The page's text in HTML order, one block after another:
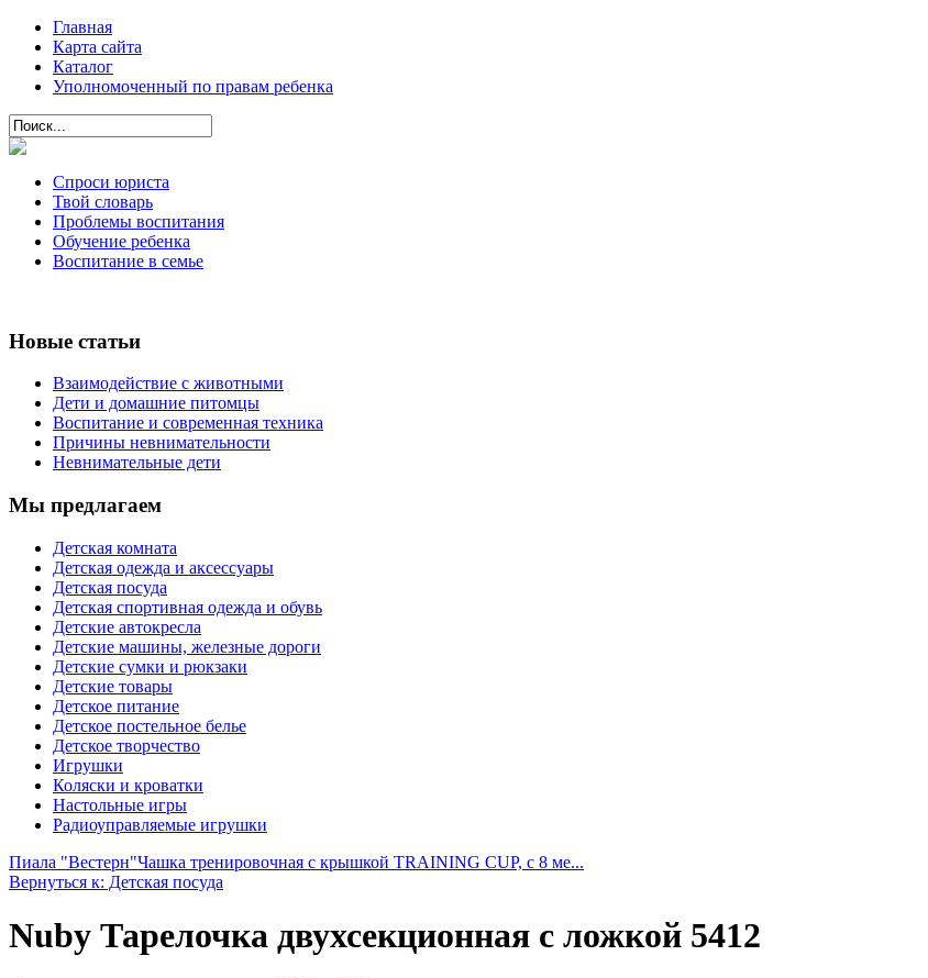
Главная
Карта сайта
Каталог
Уполномоченный по правам ребенка
Спроси юриста
Твой словарь
Проблемы воспитания
Обучение ребенка
Воспитание в семье
Новые статьи
Взаимодействие с животными
Дети и домашние питомцы
Воспитание и современная техника
Причины невнимательности
Невнимательные дети
Мы предлагаем
Детская комната
Детская одежда и аксессуары
Детская посуда
Детская спортивная одежда и обувь
Детские автокресла
Детские машины, железные дороги
Детские сумки и рюкзаки
Детские товары
Детское питание
Детское постельное белье
Детское творчество
Игрушки
Коляски и кроватки
Настольные игры
Радиоуправляемые игрушки
Пиала "Вестерн"Чашка тренировочная с крышкой TRAINING CUP, с 8 ме...
Вернуться к: Детская посуда
Nuby Тарелочка двухсекционная с ложкой 5412